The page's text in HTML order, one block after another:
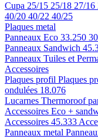
Cupa 25/15 25/18 27/16
40/20 40/22 40/25
Plaques metal
Panneaux Eco 33.250
Panneaux Sandwich
Panneaux Tuiles et
Accessoires
Plaques profil Plaques
ondulées 18.076
Lucarnes Thermoroof
Accessoires Eco +
Accessoires 45.333
Panneaux metal